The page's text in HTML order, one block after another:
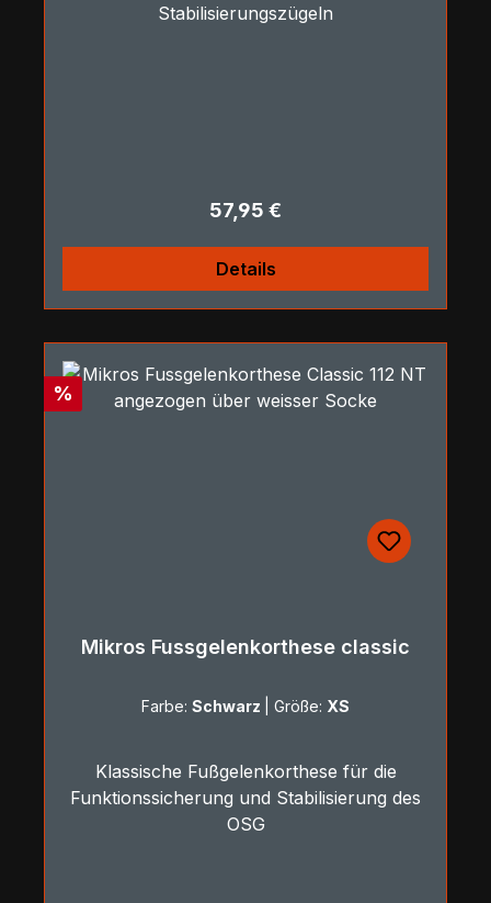
Stabilisierungszügeln
Regulärer Preis:
57,95 €
Details
Rabatt
%
Mikros Fussgelenkorthese classic
Farbe: Schwarz Größe: XS
Klassische Fußgelenkorthese für die
Funktionssicherung und Stabilisierung des
OSG